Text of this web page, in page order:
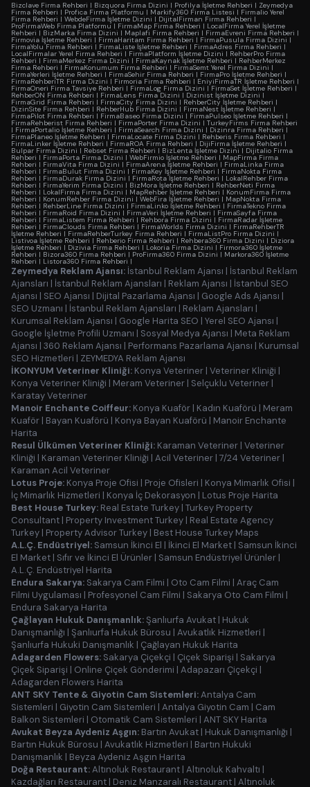
Bizclave Firma Rehberi | Bizquora Firma Dizini | Profilya İşletme Rehberi | Zeymedya
Firma Rehberi | Profica Firma Platformu | Markify360 Firma Listesi | Firmalio Yerel
Firma Rehberi | WebdeFirma İşletme Dizini | DijitalFirman Firma Rehberi |
ProFirmaWeb Firma Platformu | FirmaMap Firma Rehberi | LocalFirma Yerel İşletme
Rehberi | BizMarka Firma Dizini | Maplafi Firma Rehberi | FirmaEvreni Firma Rehberi |
Firmovia İşletme Rehberi | FirmaHaritam Firma Rehberi | FirmaPusula Firma Dizini |
FirmaYolu Firma Rehberi | FirmaListe İşletme Rehberi | FirmaAdres Firma Rehberi |
LocalFirmalar Yerel Firma Rehberi | FirmaPlatform İşletme Dizini | RehberPro Firma
Rehberi | FirmaMerkez Firma Dizini | FirmaKaynak İşletme Rehberi | RehberMerkez
Firma Rehberi | FirmaKonumum Firma Rehberi | FirmaSemt Yerel Firma Dizini |
FirmaYerleri İşletme Rehberi | FirmaSehir Firma Rehberi | FirmaPro İşletme Rehberi |
FirmaRehberiTR Firma Dizini | Firmoria Firma Rehberi | EniyiFirmaTR İşletme Rehberi |
FirmaOneri Firma Tavsiye Rehberi | FirmaLog Firma Dizini |FirmaSet İşletme Rehberi |
RehberON Firma Rehberi | FirmaLens Firma Dizini | Dizinist İşletme Dizini |
FirmaGrid Firma Rehberi | FirmaCity Firma Dizini | RehberCity İşletme Rehberi |
DizinSite Firma Rehberi | RehberHub Firma Dizini | FirmaNest İşletme Rehberi |
FirmaPilot Firma Rehberi | FirmaBaseo Firma Dizini | FirmaPulseo İşletme Rehberi |
FirmaRehberist Firma Rehberi | FirmaPorter Firma Dizini | TurkeyFirms Firma Rehberi
| FirmaPortalio İşletme Rehberi | FirmaSearch Firma Dizini | Dizinra Firma Rehberi |
FirmaPlaneo İşletme Rehberi | FirmaLocate Firma Dizini | Rehberis Firma Rehberi |
FirmaLinker İşletme Rehberi | FirmaROA Firma Rehberi | DijiFirma İşletme Rehberi |
Bulpar Firma Dizini | Rebset Firma Rehberi | BizLenta İşletme Dizini | Dijitalio Firma
Rehberi | FirmaPorta Firma Dizini | WebFirmio İşletme Rehberi | MapFirma Firma
Rehberi | FirmaVita Firma Dizini | FirmaArena İşletme Rehberi | FirmaLinka Firma
Rehberi | FirmaBulut Firma Dizini | FirmaKey İşletme Rehberi | FirmaNokta Firma
Rehberi | FirmaDurak Firma Dizini | FirmaRota İşletme Rehberi | LokalRehber Firma
Rehberi | FirmaYerim Firma Dizini | BizMora İşletme Rehberi | RehberNeti Firma
Rehberi | LokalFirma Firma Dizini | MapRehber İşletme Rehberi | KonumFirma Firma
Rehberi | KonumRehber Firma Dizini | WebFira İşletme Rehberi | MapNokta Firma
Rehberi | RehberLine Firma Dizini | FirmaLinko İşletme Rehberi | FirmaTekno Firma
Rehberi | FirmaRoid Firma Dizini | FirmaVeri İşletme Rehberi | FirmaSayfa Firma
Rehberi | FirmaListem Firma Rehberi | Rehbora Firma Dizini | FirmaRadar İşletme
Rehberi | FirmaClouds Firma Rehberi | FirmaWorlds Firma Dizini | FirmaRehberTR
İşletme Rehberi | FirmaRehberTurkey Firma Rehberi | FirmaListPro Firma Dizini |
Listivoa İşletme Rehberi | Rehberio Firma Rehberi | Rehbera360 Firma Dizini | Diziora
İşletme Rehberi | Dizivia Firma Rehberi | Lokoria Firma Dizini | Firmora360 İşletme
Rehberi | Bizora360 Firma Rehberi | ProFirma360 Firma Dizini | Markora360 İşletme
Rehberi | Listora360 Firma Rehberi |
Zeymedya Reklam Ajansı: İstanbul Reklam Ajansı | İstanbul Reklam
Ajansları | İstanbul Reklam Ajansları | Reklam Ajansı | İstanbul SEO
Ajansı | SEO Ajansı | Dijital Pazarlama Ajansı | Google Ads Ajansı |
SEO Uzmanı | İstanbul Reklam Ajansları | Reklam Ajansları |
Kurumsal Reklam Ajansı | Google Harita SEO | Yerel SEO Ajansı |
Google İşletme Profili Uzmanı | Sosyal Medya Ajansı | Meta Reklam
Ajansı | 360 Reklam Ajansı | Performans Pazarlama Ajansı | Kurumsal
SEO Hizmetleri | ZEYMEDYA Reklam Ajansı
İKONYUM Veteriner Kliniği: Konya Veteriner | Veteriner Kliniği |
Konya Veteriner Kliniği | Meram Veteriner | Selçuklu Veteriner |
Karatay Veteriner
Manoir Enchante Coiffeur: Konya Kuaför | Kadın Kuaförü | Meram
Kuaför | Bayan Kuaförü | Konya Bayan Kuaförü | Manoir Enchante
Harita
Resul Ülkümen Veteriner Kliniği: Karaman Veteriner | Veteriner
Kliniği | Karaman Veteriner Kliniği | Acil Veteriner | 7/24 Veteriner |
Karaman Acil Veteriner
Lotus Proje: Konya Proje Ofisi | Proje Ofisleri | Konya Mimarlık Ofisi |
İç Mimarlık Hizmetleri | Konya İç Dekorasyon | Lotus Proje Harita
Best House Turkey: Real Estate Turkey | Turkey Property
Consultant | Property Investment Turkey | Real Estate Agency
Turkey | Property Advisor Turkey | Best House Turkey Maps
A.L.Ç. Endüstriyel: Samsun İkinci El | İkinci El Market | Samsun İkinci
El Market | Sıfır ve İkinci El Ürünler | Samsun Endüstriyel Ürünler |
A.L.Ç. Endüstriyel Harita
Endura Sakarya: Sakarya Cam Filmi | Oto Cam Filmi | Araç Cam
Filmi Uygulaması | Profesyonel Cam Filmi | Sakarya Oto Cam Filmi |
Endura Sakarya Harita
Çağlayan Hukuk Danışmanlık:Şanlıurfa Avukat | Hukuk
Danışmanlığı | Şanlıurfa Hukuk Bürosu | Avukatlık Hizmetleri |
Şanlıurfa Hukuki Danışmanlık | Çağlayan Hukuk Harita
Adagarden Flowers: Sakarya Çiçekçi | Çiçek Siparişi | Sakarya
Çiçek Siparişi | Online Çiçek Gönderimi | Adapazarı Çiçekçi |
Adagarden Flowers Harita
ANT SKY Tente & Giyotin Cam Sistemleri:Antalya Cam
Sistemleri | Giyotin Cam Sistemleri | Antalya Giyotin Cam | Cam
Balkon Sistemleri | Otomatik Cam Sistemleri | ANT SKY Harita
Avukat Beyza Aydeniz Aşgın: Bartın Avukat | Hukuk Danışmanlığı |
Bartın Hukuk Bürosu | Avukatlık Hizmetleri | Bartın Hukuki
Danışmanlık | Beyza Aydeniz Aşgın Harita
Doğa Restaurant:Altınoluk Restaurant | Altınoluk Kahvaltı |
Kazdağları Restaurant | Deniz Manzaralı Restaurant | Altınoluk